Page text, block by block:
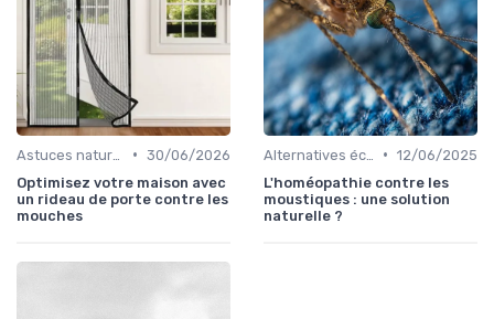
• 30/06/2026
Optimisez votre maison avec
un rideau de porte contre les
mouches
• 12/06/2025
L'homéopathie contre les
moustiques : une solution
naturelle ?